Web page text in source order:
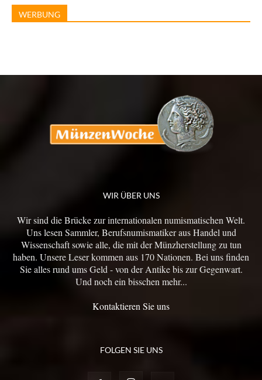
WERBUNG
WIR ÜBER UNS
Wir sind die Brücke zur internationalen numismatischen Welt.
Uns lesen Sammler, Berufsnumismatiker aus Handel und
Wissenschaft sowie alle, die mit der Münzherstellung zu tun
haben. Unsere Leser kommen aus 170 Nationen. Bei uns finden
Sie alles rund ums Geld - von der Antike bis zur Gegenwart.
Und noch ein bisschen mehr...
Kontaktieren Sie uns
FOLGEN SIE UNS